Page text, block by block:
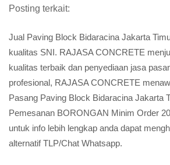
Posting terkait:
Jual Paving Block Bidaracina Jakarta
kualitas SNI. RAJASA CONCRETE
kualitas terbaik dan penyediaan jasa
profesional, RAJASA CONCRETE
Pasang Paving Block Bidaracina Jakarta
Pemesanan BORONGAN Minim Order
untuk info lebih lengkap anda dapat
alternatif TLP/Chat Whatsapp.